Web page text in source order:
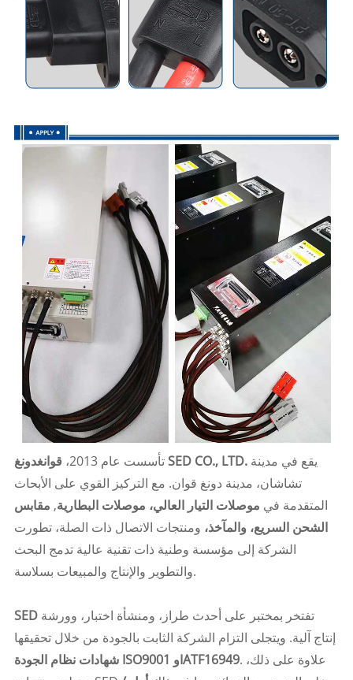
تأسست عام 2013،قوانغدونغ SED CO., LTD.يقع في مدينة
تشاشان، مدينة دونغ قوان. مع التركيز القوي على الأبحاث
المتقدمة في موصلات التيار العالي، موصلات البطارية, مقابس
الشحن السريع، والمآخذ، ومنتجات الاتصال ذات الصلة، تطورت
الشركة إلى مؤسسة وطنية ذات تقنية عالية تدمج البحث
والتطوير والإنتاج والمبيعات بسلاسة.
SEDتفتخر بمختبر على أحدث طراز، ومنشأة اختبار، وورشة
إنتاج آلية. ويتجلى التزام الشركة الثابت بالجودة من خلال تحقيقها
شهادات نظام الجودة ISO9001 وIATF16949. علاوة على ذلك،